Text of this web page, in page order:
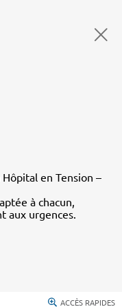
en Tension –
à chacun,
aux urgences.
ACCÈS RAPIDES